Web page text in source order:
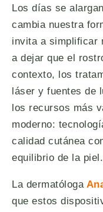
Los días se
cambia nuestra
invita a simplificar
a dejar que el
contexto, los
láser y fuentes de
los recursos más
moderno:
calidad cutánea
equilibrio de la piel.
La dermatóloga
que estos